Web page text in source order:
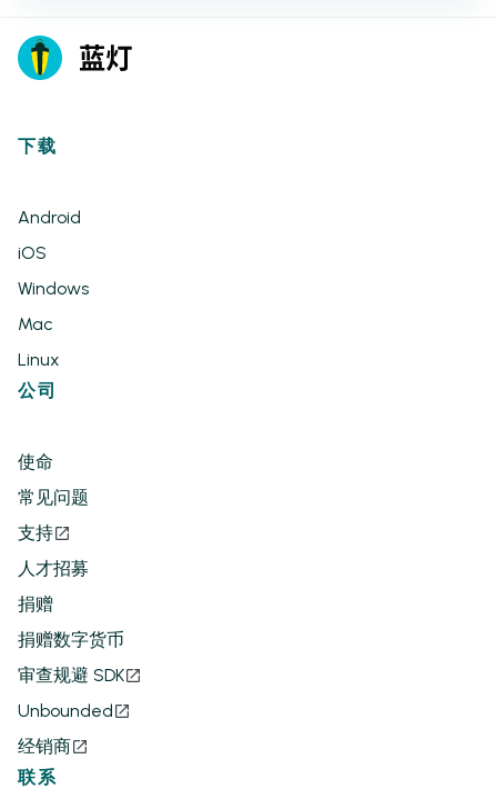
下载
Android
iOS
Windows
Mac
Linux
公司
使命
常见问题
支持
人才招募
捐赠
捐赠数字货币
审查规避 SDK
Unbounded
经销商
联系